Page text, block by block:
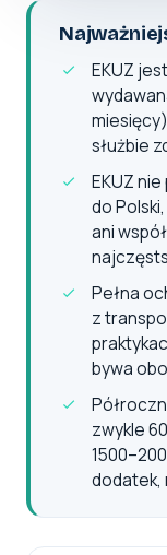
EKUZ
służbie
EKUZ
do
ani
Pełna
z
bywa
zwykle
dodatek,